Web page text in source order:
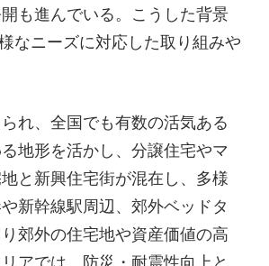
も進んでいる。こうした背景
なニーズに対応した取り組みや
れ、全国でも有数の活気ある
地形を活かし、分譲住宅やマ
と新興住宅街が混在し、多様
新幹線駅周辺、郊外ベッドタ
郊外の住宅地や資産価値の高